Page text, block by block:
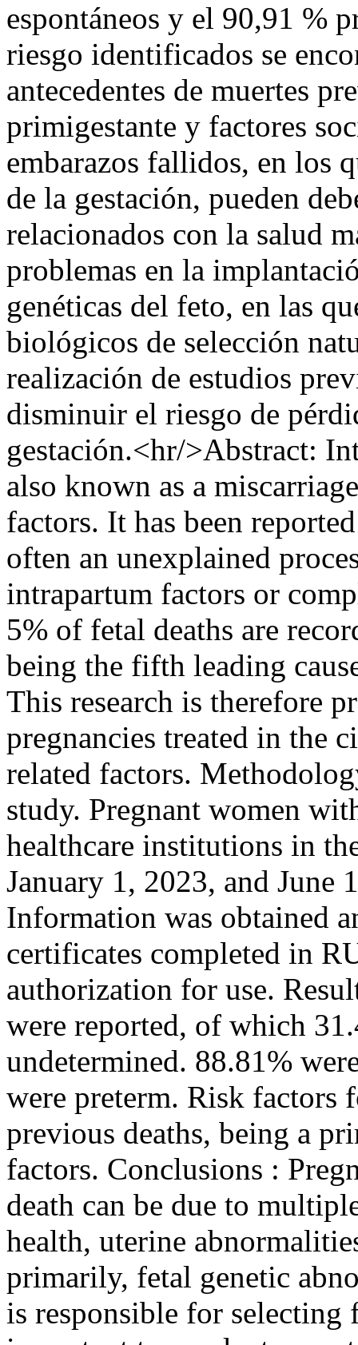
espontáneos y el 90,91 %
riesgo identificados se
antecedentes de muertes
primigestante y factores
embarazos fallidos, en los
de la gestación, pueden
relacionados con la salud
problemas en la
genéticas del feto, en las
biológicos de selección
realización de estudios
disminuir el riesgo de
gestación.<hr/>Abstract:
also known as a
factors. It has been
often an unexplained
intrapartum factors or
5% of fetal deaths are
being the fifth leading
This research is therefore
pregnancies treated in the
related factors.
study. Pregnant women
healthcare institutions in
January 1, 2023, and June
Information was obtained
certificates completed in
authorization for use.
were reported, of which
undetermined. 88.81%
were preterm. Risk factors
previous deaths, being a
factors. Conclusions :
death can be due to
health, uterine
primarily, fetal genetic
is responsible for selecting